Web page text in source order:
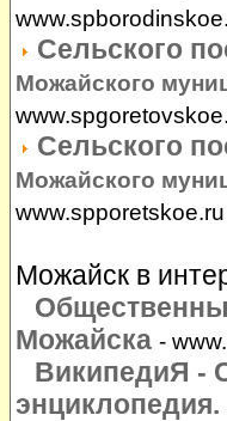
Сельского
Можайского
Сельского
Можайского
www.spporetskoe.ru
Можайск в
Можайска -
ВикипедиЯ -